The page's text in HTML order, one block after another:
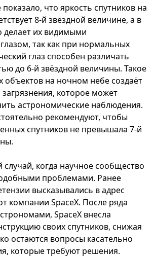
что яркость спутников на
8-й звёздной величине, а в
делает их видимыми
так как при нормальных
глаз способен различать
до 6-й звёздной величины. Такое
объектов на ночном небе создаёт
загрязнения, которое может
астрономические наблюдения.
рекомендуют, чтобы
спутников не превышала 7-й
когда научное сообщество
проблемами. Ранее
высказывались в адрес
компании SpaceX. После ряда
SpaceX внесла
своих спутников, снижая
остаются вопросы касательно
которые требуют решения.